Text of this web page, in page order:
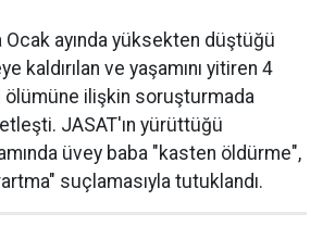
ayında yüksekten düştüğü
kaldırılan ve yaşamını yitiren 4
ölümüne ilişkin soruşturmada
JASAT'ın yürüttüğü
üvey baba "kasten öldürme",
suçlamasıyla tutuklandı.